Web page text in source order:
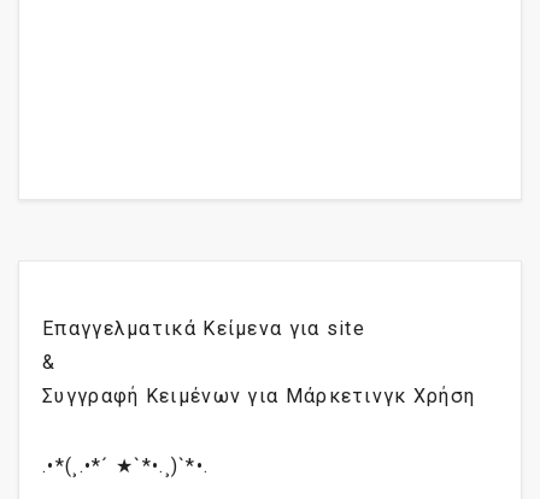
Επαγγελματικά Κείμενα για site
&
Συγγραφή Κειμένων για Μάρκετινγκ Χρήση
.•*(¸.•*´ ★`*•.¸)`*•.